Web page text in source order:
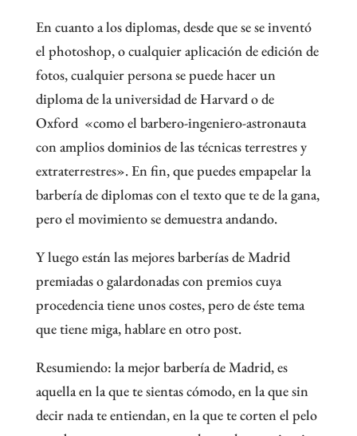
En cuanto a los diplomas, desde que se se inventó
el photoshop, o cualquier aplicación de edición de
fotos, cualquier persona se puede hacer un
diploma de la universidad de Harvard o de
Oxford «como el barbero-ingeniero-astronauta
con amplios dominios de las técnicas terrestres y
extraterrestres». En fin, que puedes empapelar la
barbería de diplomas con el texto que te de la gana,
pero el movimiento se demuestra andando.
Y luego están las mejores barberías de Madrid
premiadas o galardonadas con premios cuya
procedencia tiene unos costes, pero de éste tema
que tiene miga, hablare en otro post.
Resumiendo: la mejor barbería de Madrid, es
aquella en la que te sientas cómodo, en la que sin
decir nada te entiendan, en la que te corten el pelo